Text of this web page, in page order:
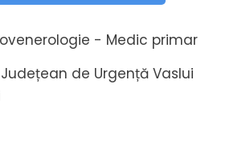
- Medic primar
de Urgență Vaslui